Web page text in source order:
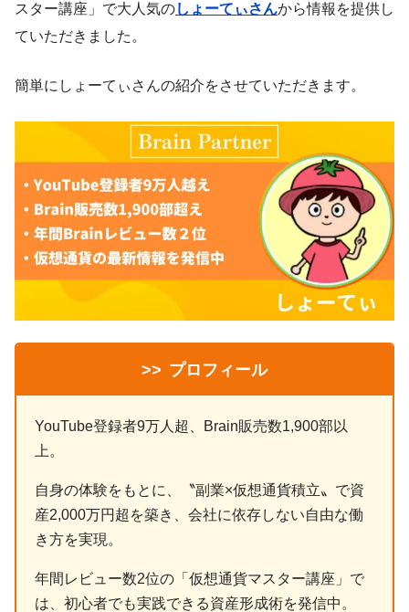
スター講座」で大人気のしょーてぃさんから情報を提供し
ていただきました。
簡単にしょーてぃさんの紹介をさせていただきます。
>> プロフィール
YouTube登録者9万人超、Brain販売数1,900部以
上。
自身の体験をもとに、〝副業×仮想通貨積立〟で資
産2,000万円超を築き、会社に依存しない自由な働
き方を実現。
年間レビュー数2位の「仮想通貨マスター講座」で
は、初心者でも実践できる資産形成術を発信中。